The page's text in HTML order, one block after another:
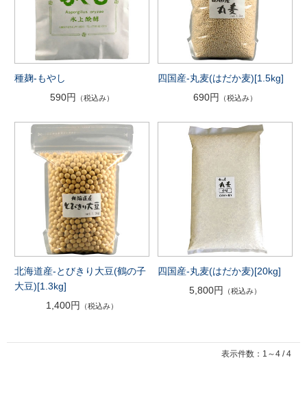
種麹-もやし
590円
（税込み）
四国産-丸麦(はだか麦)[1.5kg]
690円
（税込み）
北海道産-とびきり大豆(鶴の子
大豆)[1.3kg]
1,400円
（税込み）
四国産-丸麦(はだか麦)[20kg]
5,800円
（税込み）
表示件数：1～4 / 4